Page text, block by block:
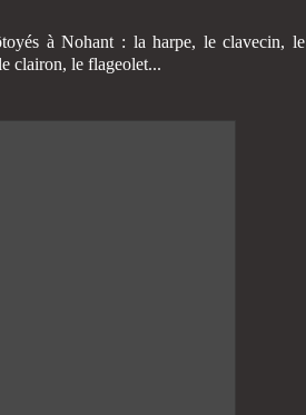
à Nohant : la harpe, le clavecin, le
clairon, le flageolet...